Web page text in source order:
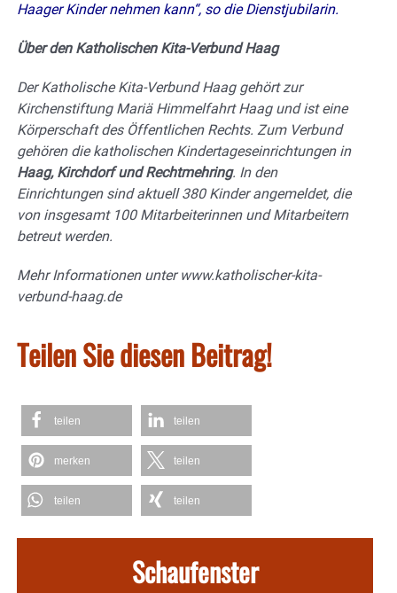
Haager Kinder nehmen kann“, so die Dienstjubilarin.
Über den Katholischen Kita-Verbund Haag
Der Katholische Kita-Verbund Haag gehört zur
Kirchenstiftung Mariä Himmelfahrt Haag und ist eine
Körperschaft des Öffentlichen Rechts. Zum Verbund
gehören die katholischen Kindertageseinrichtungen in
Haag, Kirchdorf und Rechtmehring. In den
Einrichtungen sind aktuell 380 Kinder angemeldet, die
von insgesamt 100 Mitarbeiterinnen und Mitarbeitern
betreut werden.
Mehr Informationen unter www.katholischer-kita-
verbund-haag.de
Teilen Sie diesen Beitrag!
teilen teilen
merken teilen
teilen teilen
Schaufenster